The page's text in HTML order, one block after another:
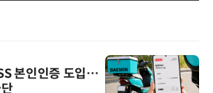
본인인증 도입…